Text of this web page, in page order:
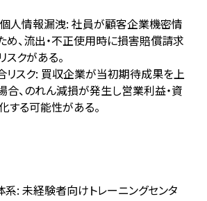
人情報漏洩: 社員が顧客企業機密情
め、流出・不正使用時に損害賠償請求
クがある。
リスク: 買収企業が当初期待成果を上
合、のれん減損が発生し営業利益・資
する可能性がある。
: 未経験者向けトレーニングセンタ